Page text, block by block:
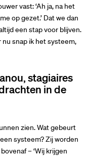
vast: ‘Ah ja, na het
op gezet.’ Dat we dan
een stap voor blijven.
snap ik het systeem,
stagiaires
in de
zien. Wat gebeurt
systeem? Zij worden
– ‘Wij krijgen